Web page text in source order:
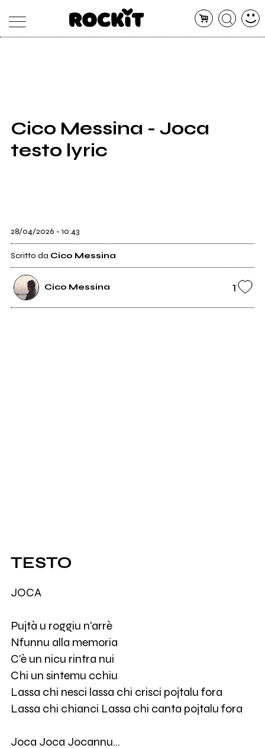
SHOP
RADIO
Cico Messina - Joca
testo lyric
28/04/2026 - 10:43
Scritto da Cico Messina
Cico Messina 1
TESTO
JOCA
Pujtà u roggiu n'arrè
Nfunnu alla memoria
C'è un nicu rintra nui
Chi un sintemu cchiu
Lassa chi nesci lassa chi crisci pojtalu fora
Lassa chi chianci Lassa chi canta pojtalu fora
Joca Joca Jocannu…